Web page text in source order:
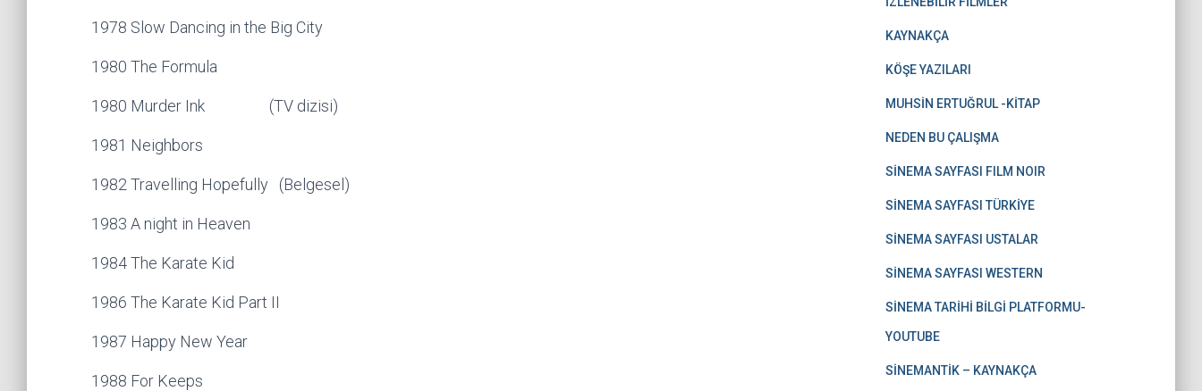
1978 Slow Dancing in the Big City
1980 The Formula
1980 Murder Ink (TV dizisi)
1981 Neighbors
1982 Travelling Hopefully (Belgesel)
1983 A night in Heaven
1984 The Karate Kid
1986 The Karate Kid Part II
1987 Happy New Year
1988 For Keeps
KAYNAKÇA
KÖŞE YAZILARI
MUHSİN ERTUĞRUL -KİTAP
NEDEN BU ÇALIŞMA
SİNEMA SAYFASI FILM NOIR
SİNEMA SAYFASI TÜRKİYE
SİNEMA SAYFASI USTALAR
SİNEMA SAYFASI WESTERN
SİNEMA TARİHİ BİLGİ PLATFORMU-
YOUTUBE
SİNEMANTİK – KAYNAKÇA